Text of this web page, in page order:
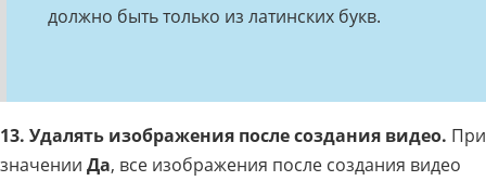
должно быть только из латинских букв.
13. Удалять изображения после создания видео. При
значении Да, все изображения после создания видео